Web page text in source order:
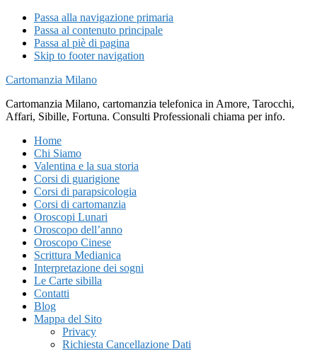
Passa alla navigazione primaria
Passa al contenuto principale
Passa al piè di pagina
Skip to footer navigation
Cartomanzia Milano
Cartomanzia Milano, cartomanzia telefonica in Amore, Tarocchi,
Affari, Sibille, Fortuna. Consulti Professionali chiama per info.
Home
Chi Siamo
Valentina e la sua storia
Corsi di guarigione
Corsi di parapsicologia
Corsi di cartomanzia
Oroscopi Lunari
Oroscopo dell’anno
Oroscopo Cinese
Scrittura Medianica
Interpretazione dei sogni
Le Carte sibilla
Contatti
Blog
Mappa del Sito
Privacy
Richiesta Cancellazione Dati